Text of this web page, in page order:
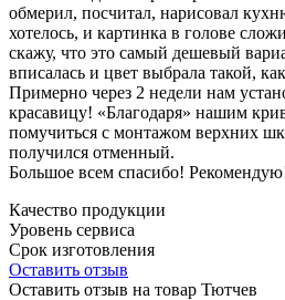
обмерил, посчитал, нарисовал
хотелось, и картинка в голове
скажу, что это самый дешевый
вписалась и цвет выбрала такой,
Примерно через 2 недели нам
красавицу! «Благодаря» нашим
помучиться с монтажом верхних
получился отменный.
Большое всем спасибо!
Качество продукции
Уровень сервиса
Срок изготовления
Оставить отзыв
Оставить отзыв на товар Тютчев